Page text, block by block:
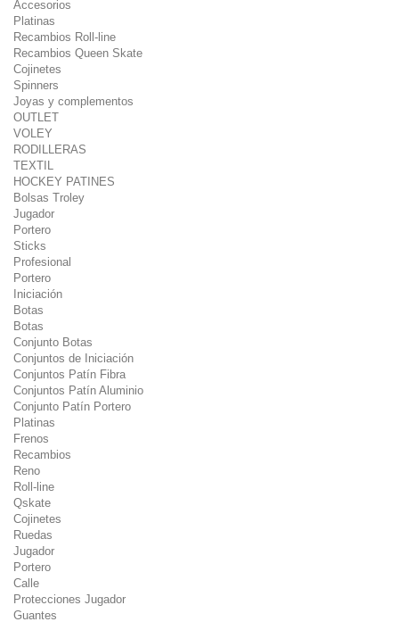
Accesorios
Platinas
Recambios Roll-line
Recambios Queen Skate
Cojinetes
Spinners
Joyas y complementos
OUTLET
VOLEY
RODILLERAS
TEXTIL
HOCKEY PATINES
Bolsas Troley
Jugador
Portero
Sticks
Profesional
Portero
Iniciación
Botas
Botas
Conjunto Botas
Conjuntos de Iniciación
Conjuntos Patín Fibra
Conjuntos Patín Aluminio
Conjunto Patín Portero
Platinas
Frenos
Recambios
Reno
Roll-line
Qskate
Cojinetes
Ruedas
Jugador
Portero
Calle
Protecciones Jugador
Guantes